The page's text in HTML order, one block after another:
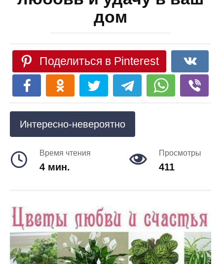
дом
Поделиться в Pinterest
Интересно-невероятно
Время чтения
4 мин.
Просмотры
411